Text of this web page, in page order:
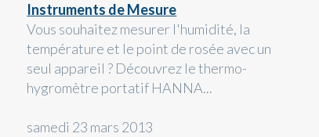
Instruments de Mesure
Vous souhaitez mesurer l'humidité, la
température et le point de rosée avec un
seul appareil ? Découvrez le thermo-
hygromètre portatif HANNA...
samedi 23 mars 2013